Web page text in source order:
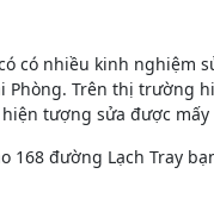
có nhiều kinh nghiệm
Phòng. Trên thị trường
tượng sửa được
168 đường Lạch Tray